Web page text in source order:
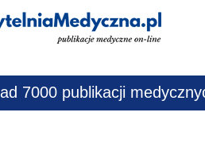
Jestem
7000 publikacji